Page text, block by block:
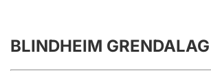
Innsending og forsinkelsesgebyr
BLINDHEIM GRENDALAG